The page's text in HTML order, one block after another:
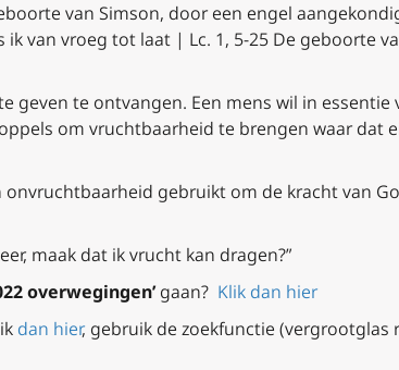
van Simson, door een engel
ik van vroeg tot laat | Lc. 1, 5-25 De geboorte
geven te ontvangen. Een mens wil in essentie
om vruchtbaarheid te brengen waar dat
gebruikt om de kracht van
maak dat ik vrucht kan dragen?”
overwegingen’ gaan? Klik dan hier
dan hier, gebruik de zoekfunctie (vergrootglas